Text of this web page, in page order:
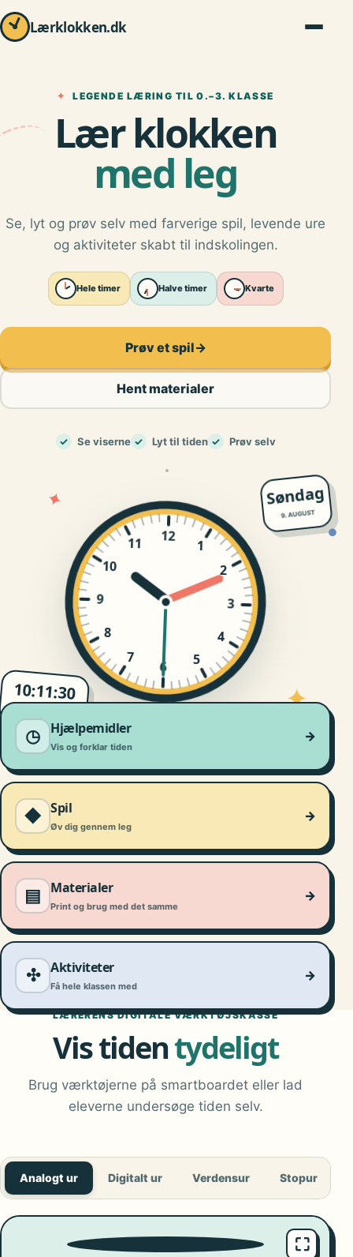
Lærklokken.dk
✦ LEGENDE LÆRING TIL 0.–3. KLASSE
Lær klokken
med leg
Se, lyt og prøv selv med farverige spil, levende ure
og aktiviteter skabt til indskolingen.
Hele timer Halve timer Kvarte
Prøv et spil→
Hent materialer
✓ Se viserne ✓ Lyt til tiden ✓ Prøv selv
Søndag
9. AUGUST
10:11:31
1
2
3
4
5
6
7
8
9
10
11 12
✦
✦
●
◷ Hjælpemidler
Vis og forklar tiden
→
◆ Spil
Øv dig gennem leg
→
▤ Materialer
Print og brug med det samme
→
✣ Aktiviteter
Få hele klassen med
→
LÆRERENS DIGITALE VÆRKTØJSKASSE
Vis tidentydeligt
Brug værktøjerne på smartboardet eller lad
eleverne undersøge tiden selv.
Analogt ur Digitalt ur Verdensur Stopur
⛶
23
4
8
910